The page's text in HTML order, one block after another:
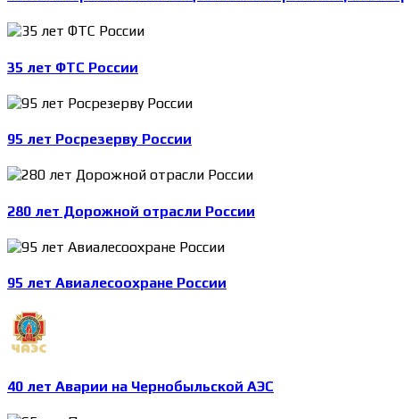
35 лет ФТС России
95 лет Росрезерву России
280 лет Дорожной отрасли России
95 лет Авиалесоохране России
40 лет Аварии на Чернобыльской АЭС